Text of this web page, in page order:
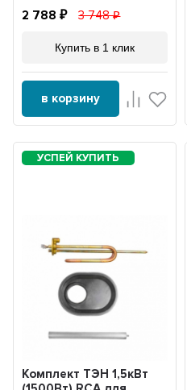
2 788 3 748
Купить в 1 клик
в корзину
Комплект ТЭН 1,5кВт